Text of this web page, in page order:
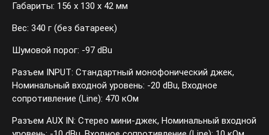
Габариты: 156 x 130 x 42 мм
Вес: 340 г (без батареек)
Шумовой порог: -97 dBu
Разъем INPUT: Стандартный монофонический джек,
Номинальный входной уровень: -20 dBu, Входное
сопротивление (Line): 470 кОм
Разъем AUX IN: Стерео мини-джек, Номинальный входной